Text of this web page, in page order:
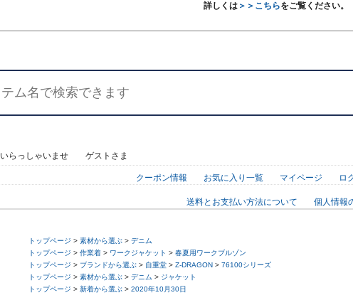
詳しくは＞＞こちらをご覧ください。
いらっしゃいませ ゲストさま
クーポン情報 お気に入り一覧 マイページ ロ
送料とお支払い方法について 個人情報
トップページ > 素材から選ぶ > デニム
トップページ > 作業着 > ワークジャケット > 春夏用ワークブルゾン
トップページ > ブランドから選ぶ > 自重堂 > Z-DRAGON > 76100シリーズ
トップページ > 素材から選ぶ > デニム > ジャケット
トップページ > 新着から選ぶ > 2020年10月30日